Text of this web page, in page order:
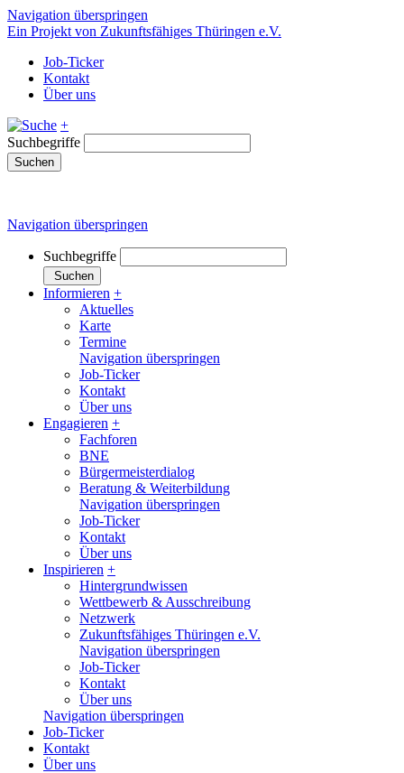
Navigation überspringen
Ein Projekt von Zukunftsfähiges Thüringen e.V.
Job-Ticker
Kontakt
Über uns
+
Suchbegriffe
Suchen
Navigation überspringen
Suchbegriffe
Suchen
Informieren +
Aktuelles
Karte
Termine
Navigation überspringen
Job-Ticker
Kontakt
Über uns
Engagieren +
Fachforen
BNE
Bürgermeisterdialog
Beratung & Weiterbildung
Navigation überspringen
Job-Ticker
Kontakt
Über uns
Inspirieren +
Hintergrundwissen
Wettbewerb & Ausschreibung
Netzwerk
Zukunftsfähiges Thüringen e.V.
Navigation überspringen
Job-Ticker
Kontakt
Über uns
Navigation überspringen
Job-Ticker
Kontakt
Über uns